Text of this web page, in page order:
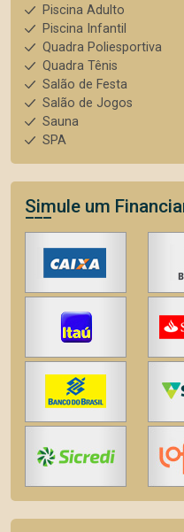
Piscina Adulto
Piscina Infantil
Quadra Poliesportiva
Quadra Tênis
Salão de Festa
Salão de Jogos
Sauna
SPA
Simule um